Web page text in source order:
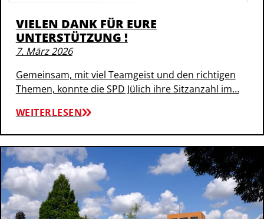
VIELEN DANK FÜR EURE
UNTERSTÜTZUNG !
7. März 2026
Gemeinsam, mit viel Teamgeist und den richtigen
Themen, konnte die SPD Jülich ihre Sitzanzahl im…
WEITERLESEN